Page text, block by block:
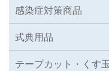
感染症対策商品
式典用品
テープカット・くす玉